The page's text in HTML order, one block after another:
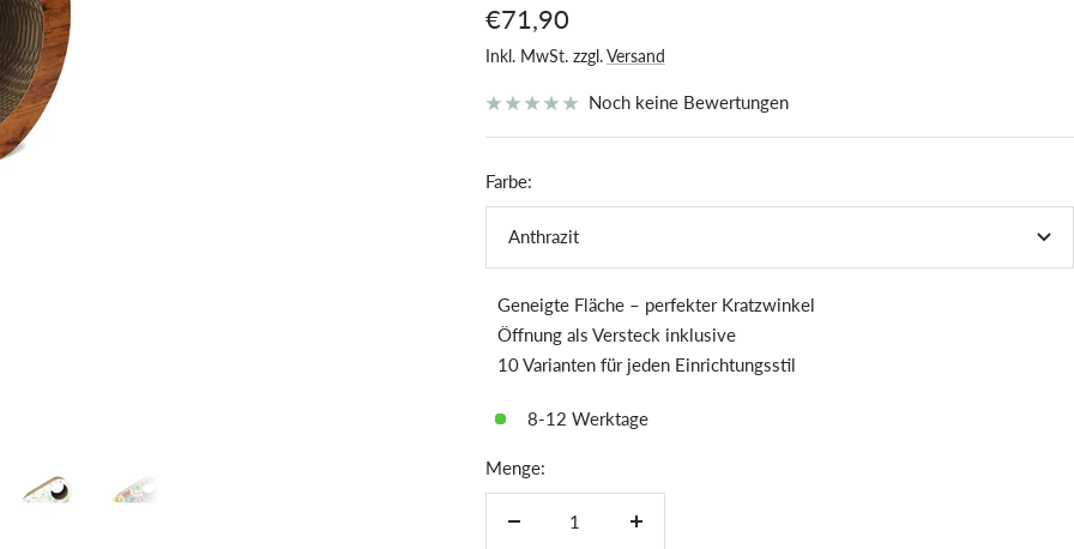
Angebotspreis
€71,90
Inkl. MwSt. zzgl.Versand
Noch keine Bewertungen
Farbe:
Anthrazit
Geneigte Fläche – perfekter Kratzwinkel
Öffnung als Versteck inklusive
10 Varianten für jeden Einrichtungsstil
8-12 Werktage
Menge:
Menge